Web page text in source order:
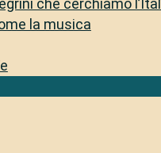
che cerchiamo
la musica